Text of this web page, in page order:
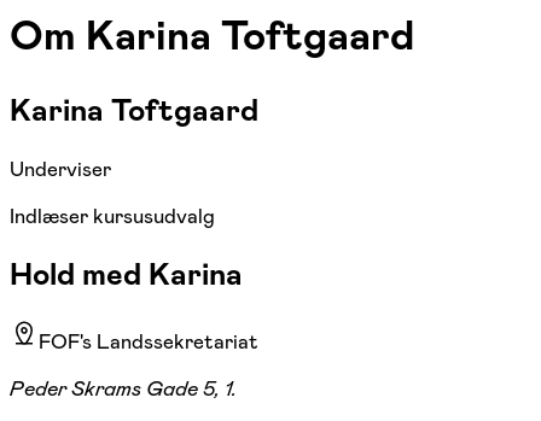
Om Karina Toftgaard
Karina Toftgaard
Underviser
Indlæser kursusudvalg
Hold med Karina
FOF's Landssekretariat
Peder Skrams Gade 5, 1.